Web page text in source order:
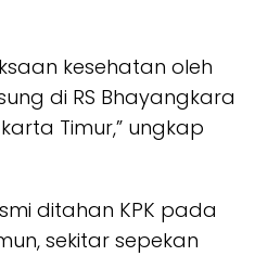
kesehatan oleh
di RS Bhayangkara
Timur,” ungkap
ditahan KPK pada
sekitar sepekan